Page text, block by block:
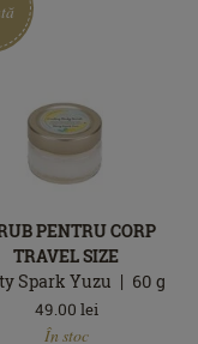
PENTRU CORP
TRAVEL SIZE
Spark Yuzu
60g
49.00 lei
În stoc